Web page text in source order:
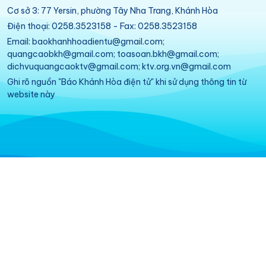
Cơ sở 3: 77 Yersin, phường Tây Nha Trang, Khánh Hòa
Điện thoại: 0258.3523158 - Fax: 0258.3523158
Email: baokhanhhoadientu@gmail.com;
quangcaobkh@gmail.com; toasoan.bkh@gmail.com;
dichvuquangcaoktv@gmail.com; ktv.org.vn@gmail.com
Ghi rõ nguồn "Báo Khánh Hòa điện tử" khi sử dụng thông tin từ
website này